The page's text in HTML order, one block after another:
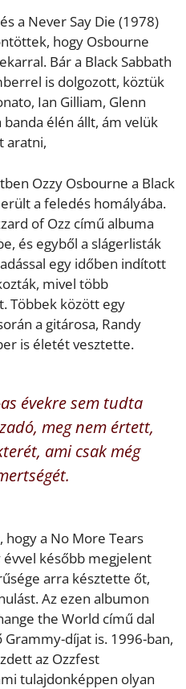
a Never Say Die (1978)
hogy Osbourne
Bár a Black Sabbath
is dolgozott, köztük
Ian Gilliam, Glenn
élén állt, ám velük
aratni,
Ozzy Osbourne a Black
a feledés homályába.
of Ozz című albuma
és egyből a slágerlisták
egy időben indított
mivel több
Többek között egy
a gitárosa, Randy
is életét vesztette.
évekre sem tudta
meg nem értett,
ami csak még
a No More Tears
évvel később megjelent
arra késztette őt,
Az ezen albumon
the World című dal
Grammy-díjat is. 1996-ban,
az Ozzfest
tulajdonképpen olyan